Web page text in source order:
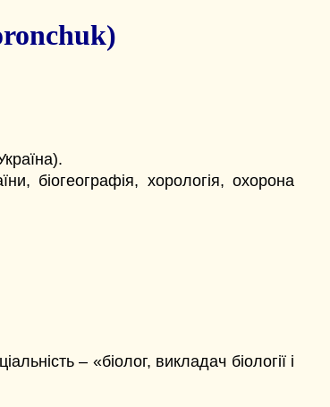
біогеографія, хорологія, охорона
– «біолог, викладач біології і